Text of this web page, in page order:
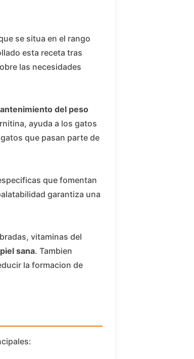
se situa en el rango
esta receta tras
las necesidades
del peso
ayuda a los gatos
que pasan parte de
que fomentan
garantiza una
vitaminas del
sana. Tambien
la formacion de